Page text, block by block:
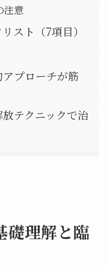
注意
スト（7項目）
プローチが筋
テクニックで治
礎理解と臨